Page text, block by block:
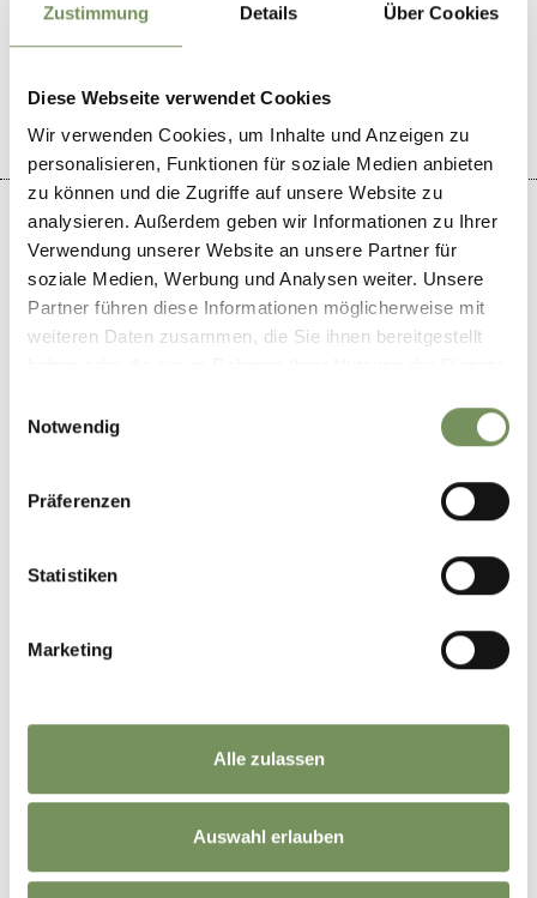
Zustimmung Details Über Cookies
Diese Webseite verwendet Cookies
Wir verwenden Cookies, um Inhalte und Anzeigen zu
personalisieren, Funktionen für soziale Medien anbieten
zu können und die Zugriffe auf unsere Website zu
analysieren. Außerdem geben wir Informationen zu Ihrer
Verwendung unserer Website an unsere Partner für
soziale Medien, Werbung und Analysen weiter. Unsere
Partner führen diese Informationen möglicherweise mit
weiteren Daten zusammen, die Sie ihnen bereitgestellt
Notwendig
Präferenzen
Statistiken
Marketing
Alle zulassen
Auswahl erlauben
+
−
©OpenStreetMapcontributors